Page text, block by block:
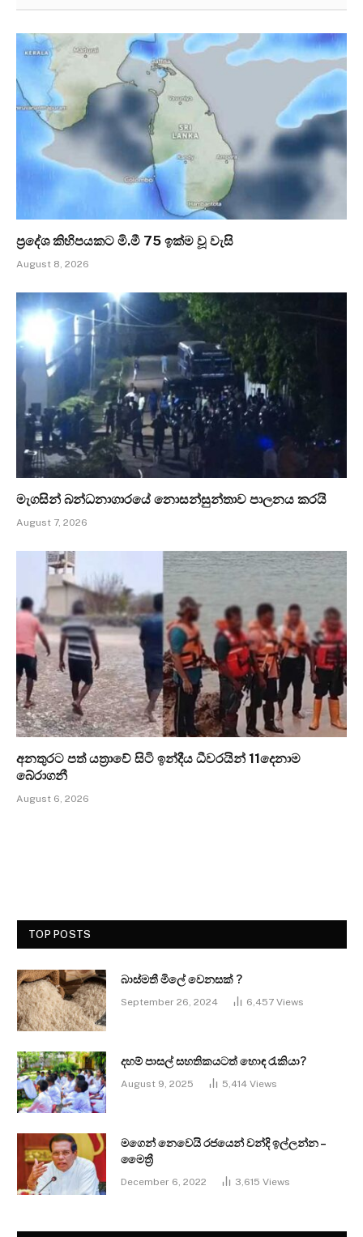
ප්‍රදේශ කිහිපයකට මි.මී 75 ඉක්ම වූ වැසි
August 8, 2026
මැගසින් බන්ධනාගාරයේ නොසන්සුන්තාව පාලනය කරයි
August 7, 2026
අනතුරට පත් යත්‍රාවේ සිටි ඉන්දීය ධීවරයින් 11දෙනාම
බේරාගනී
August 6, 2026
TOP POSTS
බාස්මතී මිලේ වෙනසක් ?
September 26, 2024 6,457 Views
දහම් පාසල් සහතිකයටත් හොඳ රැකියා?
August 9, 2025 5,414 Views
මගෙන් නෙවෙයි රජයෙන් වන්දි ඉල්ලන්න –
මෛත්‍රී
December 6, 2022 3,615 Views